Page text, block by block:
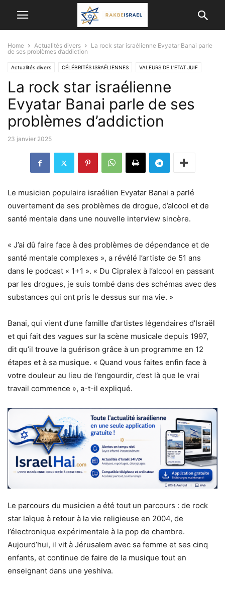
Home Actualités divers
La rock star israélienne Evyatar Banai parle
de ses problèmes d’addiction
Actualités divers CÉLÉBRITÉS ISRAÉLIENNES VALEURS DE L'ETAT JUIF
La rock star israélienne
Evyatar Banai parle de ses
problèmes d’addiction
23 janvier 2025
Le musicien populaire israélien Evyatar Banai a parlé
ouvertement de ses problèmes de drogue, d’alcool et de
santé mentale dans une nouvelle interview sincère.
« J’ai dû faire face à des problèmes de dépendance et de
santé mentale complexes », a révélé l’artiste de 51 ans
dans le podcast « 1+1 ». « Du Cipralex à l’alcool en passant
par les drogues, je suis tombé dans des schémas avec des
substances qui ont pris le dessus sur ma vie. »
Banai, qui vient d’une famille d’artistes légendaires d’Israël
et qui fait des vagues sur la scène musicale depuis 1997,
dit qu’il trouve la guérison grâce à un programme en 12
étapes et à sa musique. « Quand vous faites enfin face à
votre douleur au lieu de l’engourdir, c’est là que le vrai
travail commence », a-t-il expliqué.
Le parcours du musicien a été tout un parcours : de rock
star laïque à retour à la vie religieuse en 2004, de
l’électronique expérimentale à la pop de chambre.
Aujourd’hui, il vit à Jérusalem avec sa femme et ses cinq
enfants, et continue de faire de la musique tout en
enseignant dans une yeshiva.